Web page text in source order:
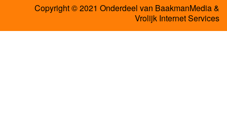
Copyright © 2021 Onderdeel van BaakmanMedia&
Vrolijk Internet Services